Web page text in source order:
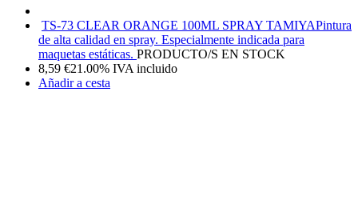
TS-73 CLEAR ORANGE 100ML SPRAY TAMIYAPintura
de alta calidad en spray. Especialmente indicada para
maquetas estáticas. PRODUCTO/S EN STOCK
8,59 €21.00% IVA incluido
Añadir a cesta